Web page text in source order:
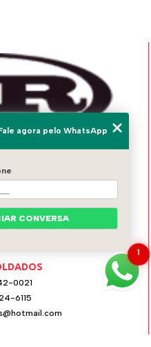
- Vila Zeferina
SP - 08574-020
0021
6115
1
agora pelo WhatsApp
CONVERSA